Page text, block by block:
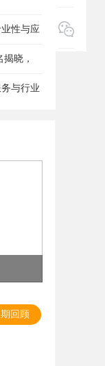
性与应
晓，
与行业
回顾